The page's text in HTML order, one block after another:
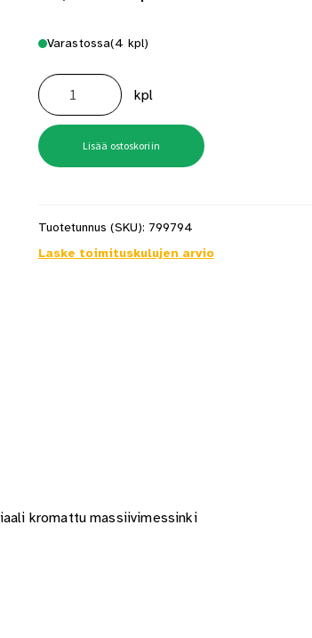
Varastossa(4 kpl)
Wc-
paperiteline
Smedbo
RK341
house
määrä
kpl
Lisää ostoskoriin
Tuotetunnus (SKU): 799794
Laske toimituskulujen arvio
kromattu massiivimessinki